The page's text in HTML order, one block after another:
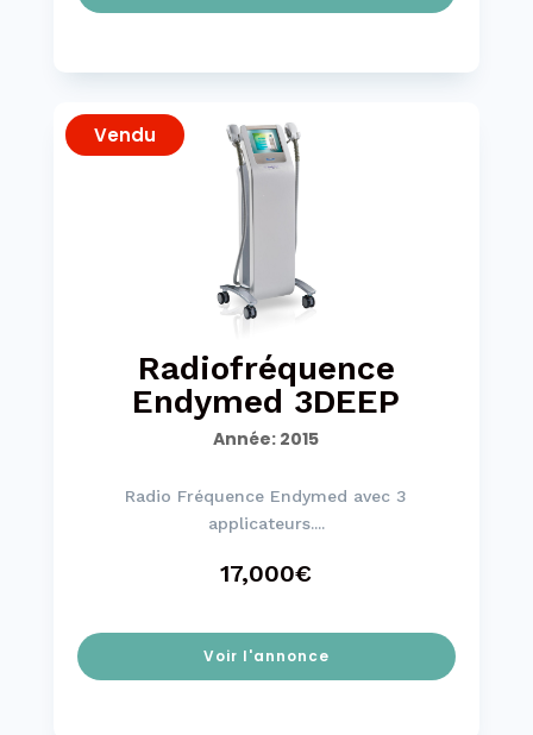
Vendu
Radiofréquence
Endymed 3DEEP
Année: 2015
Radio Fréquence Endymed avec 3
applicateurs....
17,000€
Voir l'annonce